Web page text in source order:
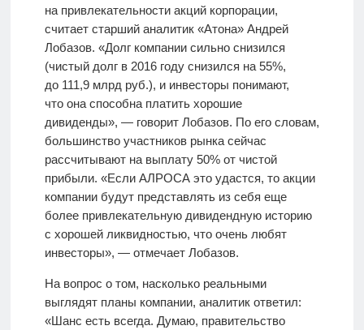
на привлекательности акций корпорации,
считает старший аналитик «Атона» Андрей
Лобазов. «Долг компании сильно снизился
(чистый долг в 2016 году снизился на 55%,
до 111,9 млрд руб.), и инвесторы понимают,
что она способна платить хорошие
дивиденды», — говорит Лобазов. По его словам,
большинство участников рынка сейчас
рассчитывают на выплату 50% от чистой
прибыли. «Если АЛРОСА это удастся, то акции
компании будут представлять из себя еще
более привлекательную дивидендную историю
с хорошей ликвидностью, что очень любят
инвесторы», — отмечает Лобазов.
На вопрос о том, насколько реальными
выглядят планы компании, аналитик ответил:
«Шанс есть всегда. Думаю, правительство